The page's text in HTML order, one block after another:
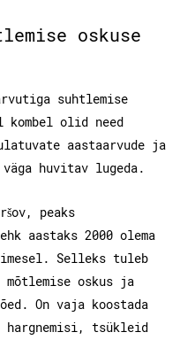
oskuse
suhtlemise
olid need
aastaarvude ja
huvitav lugeda.
peaks
aastaks 2000 olema
Selleks tuleb
oskus ja
On vaja koostada
hargnemisi, tsükleid